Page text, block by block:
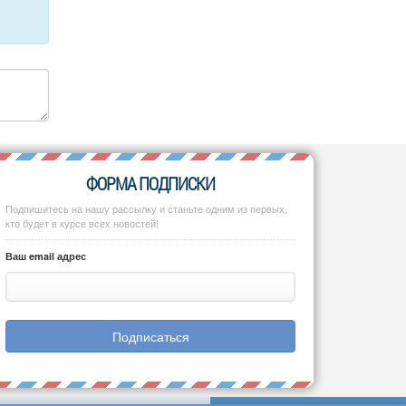
ФОРМА ПОДПИСКИ
Подпишитесь на нашу рассылку и станьте одним из первых,
кто будет в курсе всех новостей!
Ваш email адрес
Подписаться